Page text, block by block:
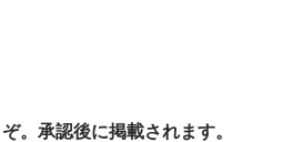
。承認後に掲載されます。